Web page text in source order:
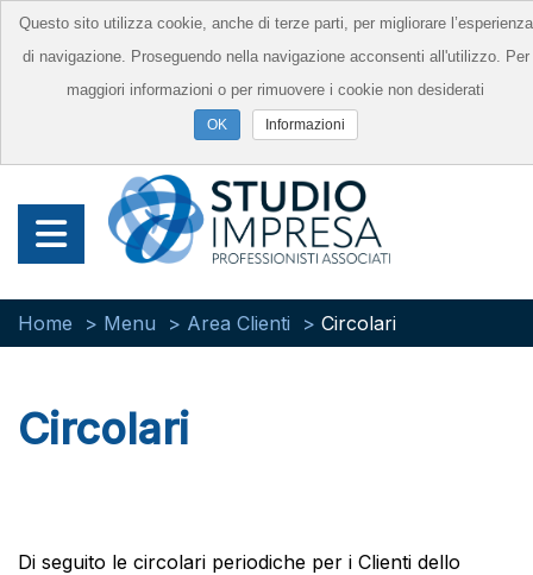
Home Menu Area Clienti Circolari
Circolari
Di seguito le circolari periodiche per i Clienti dello
Questo sito utilizza cookie, anche di terze parti, per migliorare l’esperienza
di navigazione. Proseguendo nella navigazione acconsenti all'utilizzo. Per
maggiori informazioni o per rimuovere i cookie non desiderati
Informazioni